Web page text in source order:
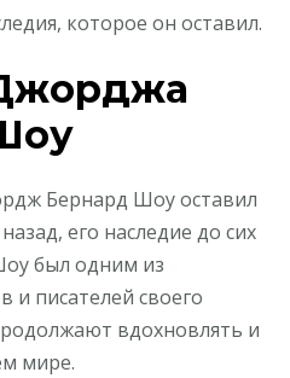
которое он оставил.
Бернард Шоу оставил
его наследие до сих
был одним из
и писателей своего
вдохновлять и
мире.